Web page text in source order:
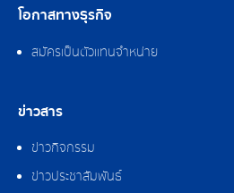
โอกาสทางธุรกิจ
สมัครเป็นตัวแทนจำหน่าย
ข่าวสาร
ข่าวกิจกรรม
ข่าวประชาสัมพันธ์